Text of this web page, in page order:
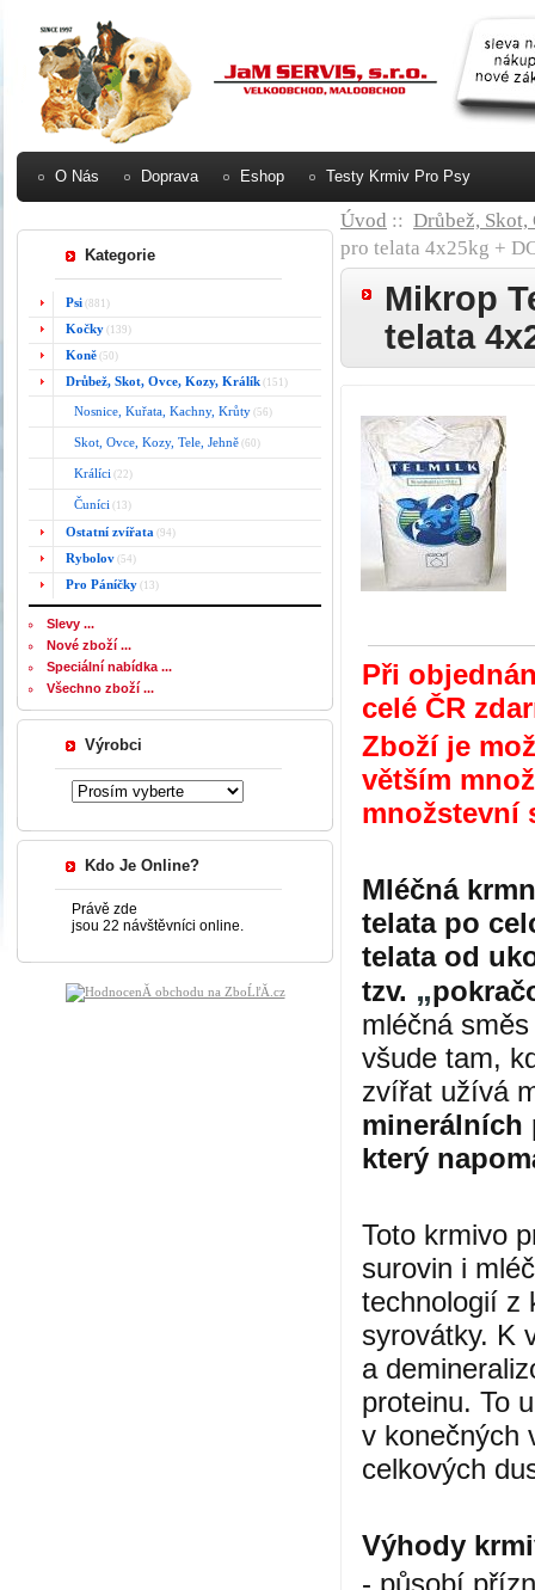
O Nás Doprava Eshop Testy Krmiv Pro Psy
Kategorie
Psi (881)
Kočky (139)
Koně (50)
Drůbež, Skot, Ovce, Kozy, Králík (151)
Nosnice, Kuřata, Kachny, Krůty (56)
Skot, Ovce, Kozy, Tele, Jehně (60)
Králíci (22)
Čuníci (13)
Ostatní zvířata (94)
Rybolov (54)
Pro Páníčky (13)
Slevy ...
Nové zboží ...
Speciální nabídka ...
Všechno zboží ...
Výrobci
Kdo Je Online?
Právě zde
jsou 22 návštěvníci online.
Úvod :: Drůbež,
pro telata 4x25kg +
Mikrop
telata
Při
celé ČR
Zboží je
větším
množstevní
Mléčná
telata po
telata od
tzv. „
mléčná
všude tam,
zvířat užívá
minerálních
který
Toto krmivo
surovin i
technologií z
syrovátky. K
a
proteinu. To
v konečných
celkových
Výhody
- působí